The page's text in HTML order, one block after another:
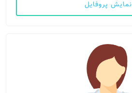
نمایش پروفایل